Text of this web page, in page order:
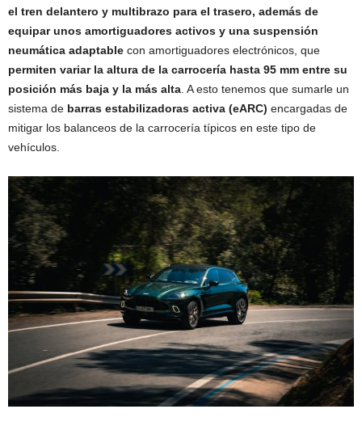
el tren delantero y multibrazo para el trasero, además de
equipar unos amortiguadores activos y una suspensión
neumática adaptable con amortiguadores electrónicos, que
permiten variar la altura de la carrocería hasta 95 mm entre su
posición más baja y la más alta . A esto tenemos que sumarle un
sistema de barras estabilizadoras activa (eARC) encargadas de
mitigar los balanceos de la carrocería típicos en este tipo de
vehículos.